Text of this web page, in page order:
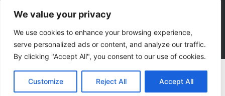
We value your privacy
We use cookies to enhance your browsing experience,
serve personalized ads or content, and analyze our traffic.
By clicking "Accept All", you consent to our use of cookies.
Customize Reject All Accept All